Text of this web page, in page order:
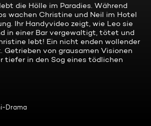
die Hölle im Paradies. Während
wachen Christine und Neil im Hotel
Ihr Handyvideo zeigt, wie Leo sie
in einer Bar vergewaltigt, tötet und
lebt! Ein nicht enden wollender
Getrieben von grausamen Visionen
tiefer in den Sog eines tödlichen
Drama